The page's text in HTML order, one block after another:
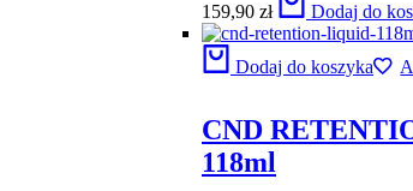
159,90 zł Dodaj do
Dodaj do koszyka
CND
118ml